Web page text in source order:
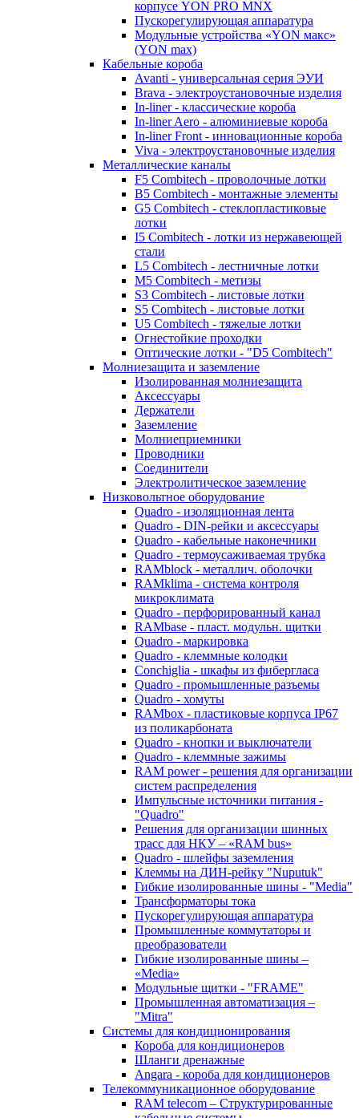
корпусе YON PRO MNX
Пускорегулирующая аппаратура
Модульные устройства «YON макс»
(YON max)
Кабельные короба
Avanti - универсальная серия ЭУИ
Brava - электроустановочные изделия
In-liner - классические короба
In-liner Aero - алюминиевые короба
In-liner Front - инновационные короба
Viva - электроустановочные изделия
Металлические каналы
F5 Combitech - проволочные лотки
B5 Combitech - монтажные элементы
G5 Combitech - стеклопластиковые
лотки
I5 Combitech - лотки из нержавеющей
стали
L5 Combitech - лестничные лотки
M5 Combitech - метизы
S3 Combitech - листовые лотки
S5 Combitech - листовые лотки
U5 Combitech - тяжелые лотки
Огнестойкие проходки
Оптические лотки - "D5 Combitech"
Молниезащита и заземление
Изолированная молниезащита
Аксессуары
Держатели
Заземление
Молниеприемники
Проводники
Соединители
Электролитическое заземление
Низковольтное оборудование
Quadro - изоляционная лента
Quadro - DIN-рейки и аксессуары
Quadro - кабельные наконечники
Quadro - термоусаживаемая трубка
RAMblock - металлич. оболочки
RAMklima - система контроля
микроклимата
Quadro - перфорированный канал
RAMbase - пласт. модульн. щитки
Quadro - маркировка
Quadro - клеммные колодки
Conchiglia - шкафы из фибергласа
Quadro - промышленные разъемы
Quadro - хомуты
RAMbox - пластиковые корпуса IP67
из поликарбоната
Quadro - кнопки и выключатели
Quadro - клеммные зажимы
RAM power - решения для организации
систем распределения
Импульсные источники питания -
"Quadro"
Решения для организации шинных
трасс для НКУ – «RAM bus»
Quadro - шлейфы заземления
Клеммы на ДИН-рейку "Nuputuk"
Гибкие изолированные шины - "Media"
Трансформаторы тока
Пускорегулирующая аппаратура
Промышленные коммутаторы и
преобразователи
Гибкие изолированные шины –
«Media»
Модульные щитки - "FRAME"
Промышленная автоматизация –
"Mitra"
Системы для кондиционирования
Короба для кондиционеров
Шланги дренажные
Angara - короба для кондиционеров
Телекоммуникационное оборудование
RAM telecom – Структурированные